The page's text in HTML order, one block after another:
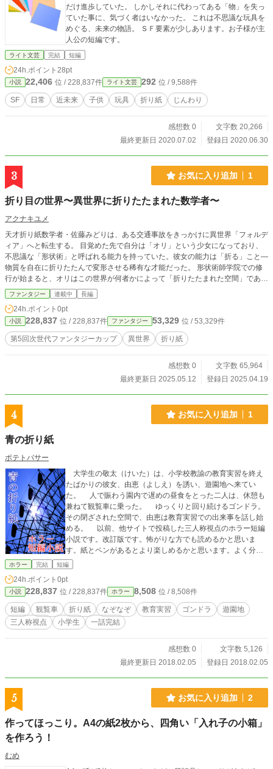
だけ進歩していた。 しかしそれに代わってある「物」を失っ
ていた事に、気づく者はいなかった。 これは不思議な玩具を
めぐる、未来の物語。 ＳＦ要素が少しあります。お子様が主
人公の短編です。
ライト文芸 完結 短編
24h.ポイント 28pt
小説 22,406 位 / 228,837件 ライト文芸 292 位 / 9,588件
SF 日常 近未来 子供 玩具 折り紙 じんわり
感想数 0
文字数 20,266
最終更新日 2020.07.02
登録日 2020.06.30
3 お気に入り追加 1
折り目の世界〜異世界に折りたたまれた数学者〜
アクナキユメ
天才折り紙数学者・佐藤みどりは、ある交通事故をきっかけに異世界「フォルデ
ィア」へと転生する。 目覚めた先で自分は「オリ」という少女になっており、
不思議な「形状術」と呼ばれる能力を持っていた。彼女の能力は「折る」こと—
物質を自在に折りたたんで変形させる稀有な才能だった。 形状術師学院での修
行が始まると、オリはこの世界が何者かによって「折りたたまれた空間」である
こと、そして自分自身も単なる転生者ではなく、より特殊な存在かもしれないと
いう真実に迫っていく。 なぜ自分の手は時々透明になるのか。世界の「折り
目」とは何か。そして「形状術」と「記憶」の謎めいた関係とは— 一枚の紙か
ら無限の可能性を生み出す折り紙の技術と哲学が、異世界ファンタジーと融合す
る独創的な物語。 「折る」という概念が、世界の危機を救う鍵となる。
ファンタジー 連載中 長編
24h.ポイント 0pt
小説 228,837 位 / 228,837件 ファンタジー 53,329 位 / 53,329件
第5回次世代ファンタジーカップ 異世界 折り紙
感想数 0
文字数 65,964
最終更新日 2025.05.12
登録日 2025.04.19
4 お気に入り追加 1
青の折り紙
ポテトバサー
大学生の敬太（けいた）は、小学校教諭の教育実習を終え
たばかりの彼女、由恵（よしえ）を誘い、遊園地へ来てい
た。 人で賑わう園内で遅めの昼食をとった二人は、休憩も
兼ねて観覧車に乗った。 ゆっくりと回り続けるゴンドラ。
その閉ざされた空間で、由恵は教育実習での出来事を話し始
める。 以前、他サイトで投稿した三人称視点のホラー短編
小説です。改訂版です。怖がりな方でも読めるかと思いま
す。紙とペンがあるとより楽しめるかと思います。よく分か
らないという方は、私のブログでご確認を。
ホラー 完結 短編
24h.ポイント 0pt
小説 228,837 位 / 228,837件 ホラー 8,508 位 / 8,508件
短編 観覧車 折り紙 なぞなぞ 教育実習 ゴンドラ
遊園地
三人称視点
小学生 一話完結
感想数 0
文字数 5,126
最終更新日 2018.02.05
登録日 2018.02.05
5 お気に入り追加 2
作ってほっこり。A4の紙2枚から、四角い「入れ子の小箱」
を作ろう！
むめ